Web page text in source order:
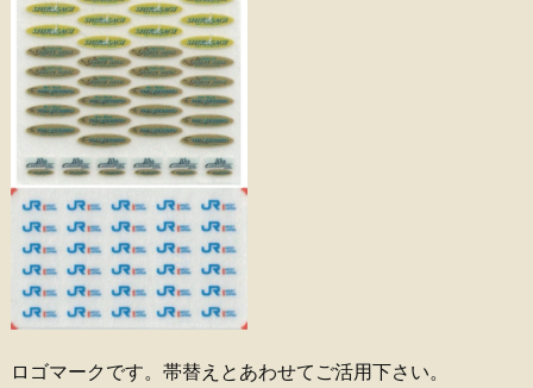
ロゴマークです。帯替えとあわせてご活用下さい。